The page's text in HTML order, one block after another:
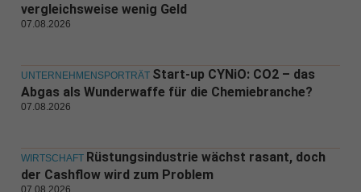
vergleichsweise wenig Geld
07.08.2026
UNTERNEHMENSPORTRÄT Start-up CYNiO: CO2 – das
Abgas als Wunderwaffe für die Chemiebranche?
07.08.2026
WIRTSCHAFT Rüstungsindustrie wächst rasant, doch
der Cashflow wird zum Problem
07.08.2026